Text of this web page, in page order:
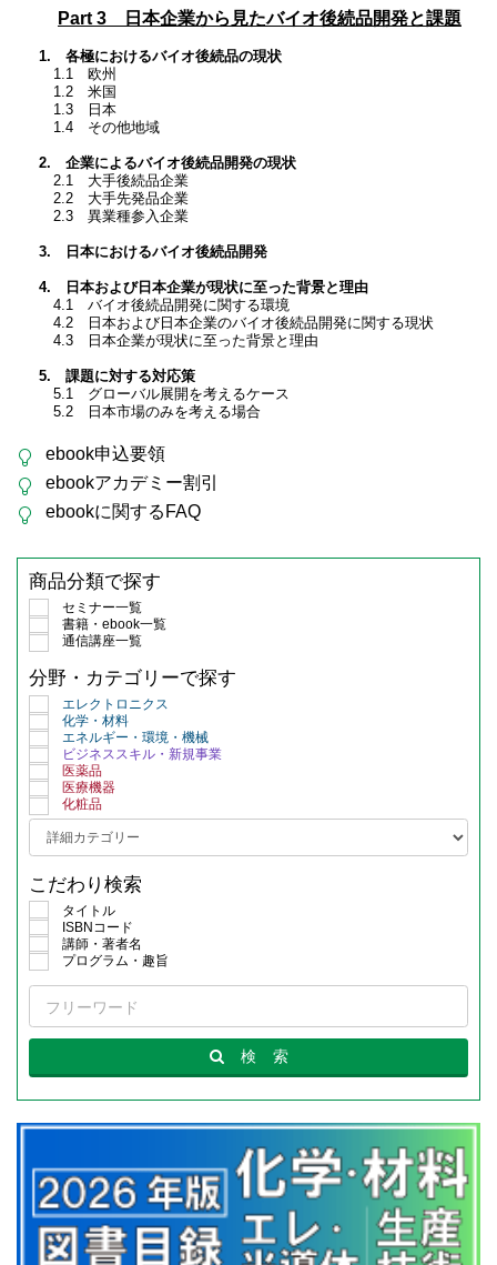
Part 3 日本企業から見たバイオ後続品開発と課題
1. 各極におけるバイオ後続品の現状
1.1 欧州
1.2 米国
1.3 日本
1.4 その他地域
2. 企業によるバイオ後続品開発の現状
2.1 大手後続品企業
2.2 大手先発品企業
2.3 異業種参入企業
3. 日本におけるバイオ後続品開発
4. 日本および日本企業が現状に至った背景と理由
4.1 バイオ後続品開発に関する環境
4.2 日本および日本企業のバイオ後続品開発に関する現状
4.3 日本企業が現状に至った背景と理由
5. 課題に対する対応策
5.1 グローバル展開を考えるケース
5.2 日本市場のみを考える場合
ebook申込要領
ebookアカデミー割引
ebookに関するFAQ
商品分類で探す
セミナー一覧
書籍・ebook一覧
通信講座一覧
分野・カテゴリーで探す
エレクトロニクス
化学・材料
エネルギー・環境・機械
ビジネススキル・新規事業
医薬品
医療機器
化粧品
こだわり検索
タイトル
ISBNコード
講師・著者名
プログラム・趣旨
検 索